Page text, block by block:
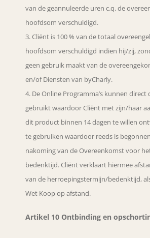
van de geannuleerde uren c.q. de
hoofdsom verschuldigd.
Cliënt is 100 % van de totaal
hoofdsom verschuldigd indien hij/zij,
geen gebruik maakt van de
en/of Diensten van byCharly.
De Online Programma’s kunnen direct
gebruikt waardoor Cliënt met zijn/haar
dit product binnen 14 dagen te willen
te gebruiken waardoor reeds is
nakoming van de Overeenkomst voor
bedenktijd. Cliënt verklaart hiermee
van de herroepingstermijn/bedenktijd,
Wet Koop op afstand.
Artikel 10 Ontbinding en